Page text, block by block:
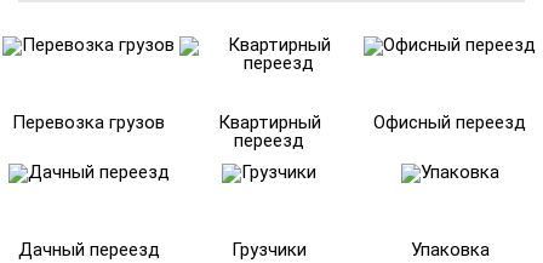
Перевозка грузов
Квартирный
переезд
Офисный переезд
Дачный переезд Грузчики Упаковка